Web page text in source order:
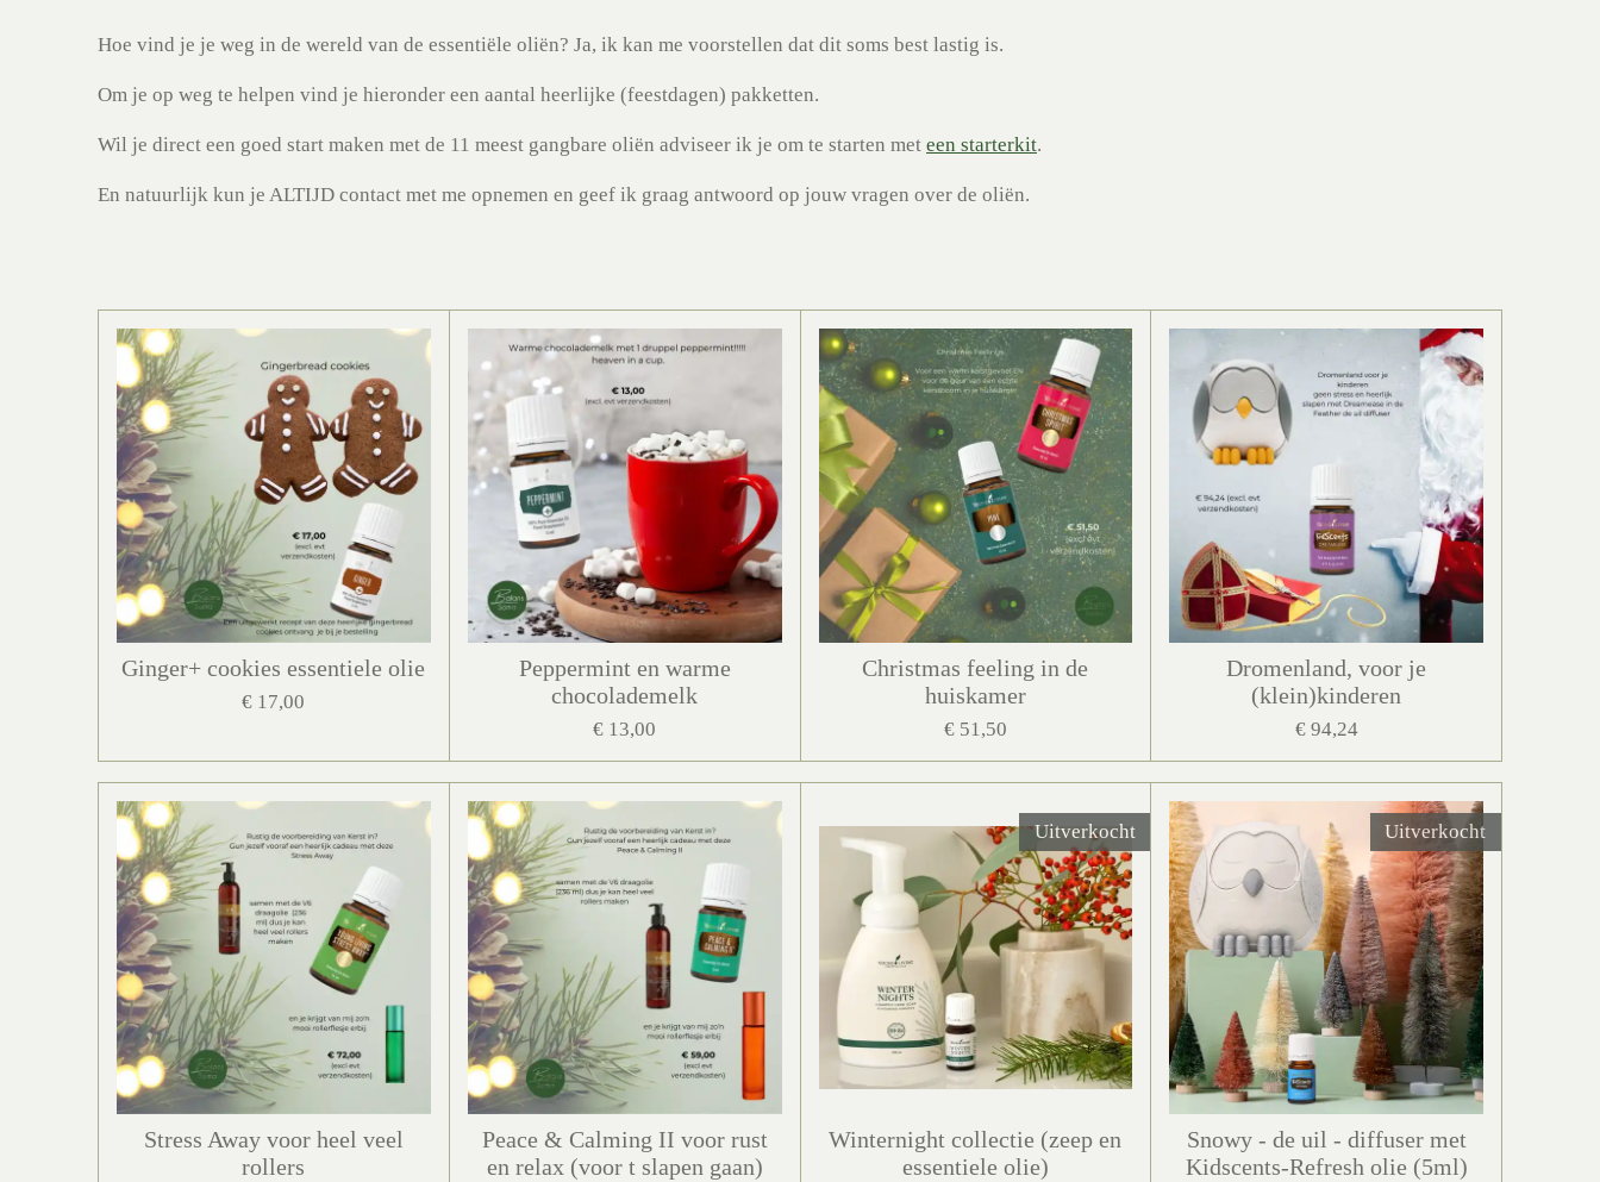
Hoe vind je je weg in de wereld van de essentiële oliën? Ja, ik kan me voorstellen dat dit soms best lastig is.
Om je op weg te helpen vind je hieronder een aantal heerlijke (feestdagen) pakketten.
Wil je direct een goed start maken met de 11 meest gangbare oliën adviseer ik je om te starten met een starterkit.
En natuurlijk kun je ALTIJD contact met me opnemen en geef ik graag antwoord op jouw vragen over de oliën.
Ginger+ cookies essentiele olie
€ 17,00
Peppermint en warme
chocolademelk
€ 13,00
Christmas feeling in de
huiskamer
€ 51,50
Dromenland, voor je
(klein)kinderen
€ 94,24
Stress Away voor heel veel
rollers
Peace & Calming II voor rust
en relax (voor t slapen gaan)
Uitverkocht
Winternight collectie (zeep en
essentiele olie)
Uitverkocht
Snowy - de uil - diffuser met
Kidscents-Refresh olie (5ml)